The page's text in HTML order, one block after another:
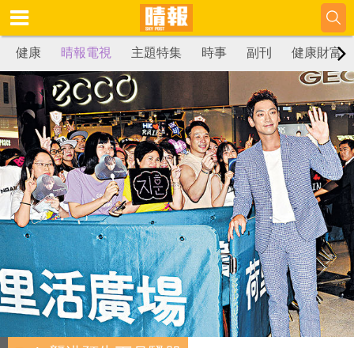
健康 晴報電視 主題特集 時事 副刊 健康財富